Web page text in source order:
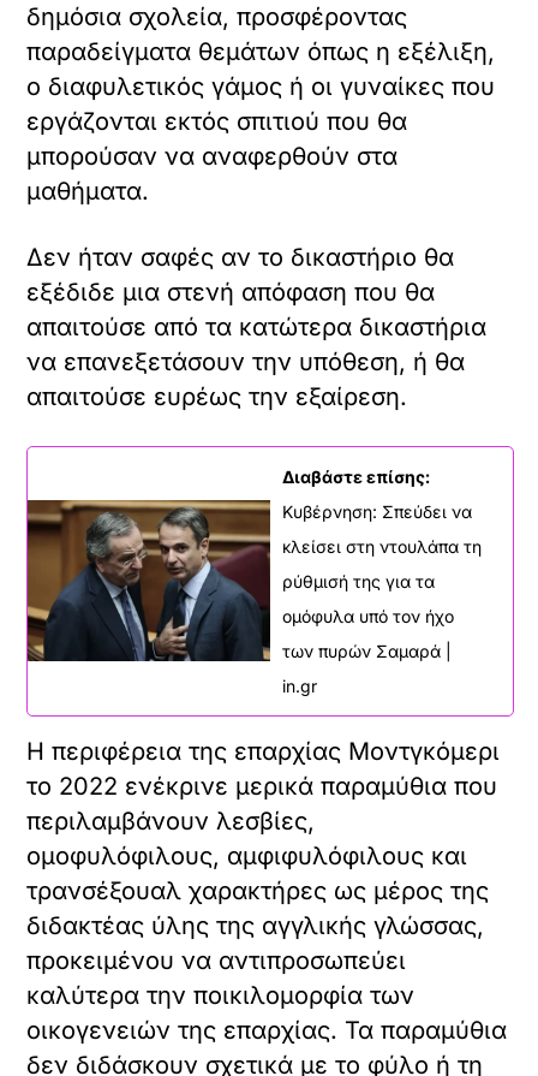
δημόσια σχολεία, προσφέροντας
παραδείγματα θεμάτων όπως η εξέλιξη,
ο διαφυλετικός γάμος ή οι γυναίκες που
εργάζονται εκτός σπιτιού που θα
μπορούσαν να αναφερθούν στα
μαθήματα.
Δεν ήταν σαφές αν το δικαστήριο θα
εξέδιδε μια στενή απόφαση που θα
απαιτούσε από τα κατώτερα δικαστήρια
να επανεξετάσουν την υπόθεση, ή θα
απαιτούσε ευρέως την εξαίρεση.
Διαβάστε επίσης:
Κυβέρνηση: Σπεύδει να
κλείσει στη ντουλάπα τη
ρύθμισή της για τα
ομόφυλα υπό τον ήχο
των πυρών Σαμαρά |
in.gr
Η περιφέρεια της επαρχίας Μοντγκόμερι
το 2022 ενέκρινε μερικά παραμύθια που
περιλαμβάνουν λεσβίες,
ομοφυλόφιλους, αμφιφυλόφιλους και
τρανσέξουαλ χαρακτήρες ως μέρος της
διδακτέας ύλης της αγγλικής γλώσσας,
προκειμένου να αντιπροσωπεύει
καλύτερα την ποικιλομορφία των
οικογενειών της επαρχίας. Τα παραμύθια
δεν διδάσκουν σχετικά με το φύλο ή τη